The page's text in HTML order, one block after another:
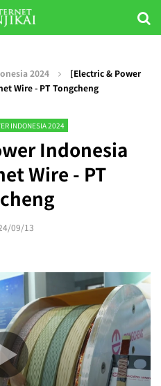
2024
[Electric & Power
Wire - PT Tongcheng
INDONESIA 2024
Indonesia
Wire - PT
09/13